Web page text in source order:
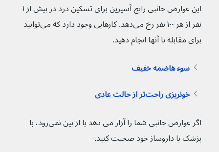
این عوارض جانبی رایج آسپرین برای تسکین درد در بیش از ۱
نفر از هر ۱۰۰ نفر رخ می‌دهد. کارهایی وجود دارد که می‌توانید
برای مقابله با آنها انجام دهید.
سوء هاضمه خفیف
خونریزی راحت‌تر از حالت عادی
اگر عوارض جانبی شما را آزار می دهد یا از بین نمی‌رود، با
پزشک یا داروساز خود صحبت کنید.